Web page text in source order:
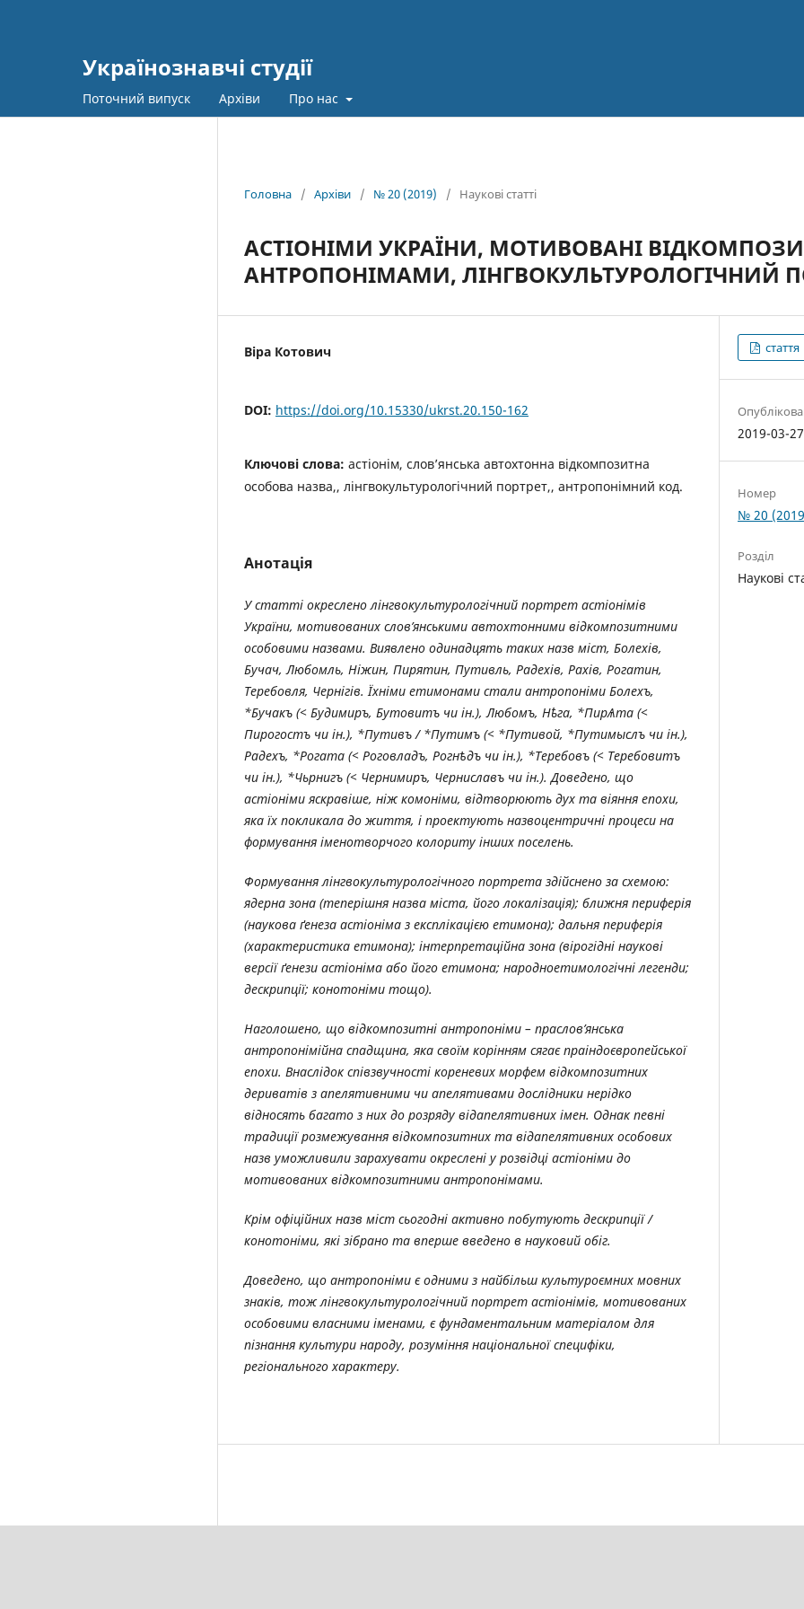
Українознавчі студії
Поточний випуск Архіви Про нас
Головна / Архіви / № 20 (2019) / Наукові статті
АСТІОНІМИ УКРАЇНИ, МОТИВОВАНІ
АНТРОПОНІМАМИ, ЛІНГВОКУЛЬТУРОЛОГІЧНИЙ
Віра Котович
DOI: https://doi.org/10.15330/ukrst.20.150-162
Ключові слова: астіонім, слов’янська автохтонна відкомпозитна
особова назва,, лінгвокультурологічний портрет,, антропонімний код.
Анотація
У статті окреслено лінгвокультурологічний портрет астіонімів
України, мотивованих слов’янськими автохтонними відкомпозитними
особовими назвами. Виявлено одинадцять таких назв міст, Болехів,
Бучач, Любомль, Ніжин, Пирятин, Путивль, Радехів, Рахів, Рогатин,
Теребовля, Чернігів. Їхніми етимонами стали антропоніми Болехъ,
*Бучакъ (< Будимиръ, Бутовитъ чи ін.), Любомъ, Нҍга, *ПирѦта (<
Пирогостъ чи ін.), *Путивъ / *Путимъ (< *Путивой, *Путимыслъ чи ін.),
Радехъ, *Рогата (< Роговладъ, Рогнѣдъ чи ін.), *Теребовъ (< Теребовитъ
чи ін.), *Чьрнигъ (< Чернимиръ, Черниславъ чи ін.). Доведено, що
астіоніми яскравіше, ніж комоніми, відтворюють дух та віяння епохи,
яка їх покликала до життя, і проектують назвоцентричні процеси на
формування іменотворчого колориту інших поселень.
Формування лінгвокультурологічного портрета здійснено за схемою:
ядерна зона (теперішня назва міста, його локалізація); ближня периферія
(наукова ґенеза астіоніма з експлікацією етимона); дальня периферія
(характеристика етимона); інтерпретаційна зона (вірогідні наукові
версії ґенези астіоніма або його етимона; народноетимологічні легенди;
дескрипції; конотоніми тощо).
Наголошено, що відкомпозитні антропоніми – праслов’янська
антропонімійна спадщина, яка своїм корінням сягає праіндоєвропейської
епохи. Внаслідок співзвучності кореневих морфем відкомпозитних
дериватів з апелятивними чи апелятивами дослідники нерідко
відносять багато з них до розряду відапелятивних імен. Однак певні
традиції розмежування відкомпозитних та відапелятивних особових
назв уможливили зарахувати окреслені у розвідці астіоніми до
мотивованих відкомпозитними антропонімами.
Крім офіційних назв міст сьогодні активно побутують дескрипції /
конотоніми, які зібрано та вперше введено в науковий обіг.
Доведено, що антропоніми є одними з найбільш культуроємних мовних
знаків, тож лінгвокультурологічний портрет астіонімів, мотивованих
особовими власними іменами, є фундаментальним матеріалом для
пізнання культури народу, розуміння національної специфіки,
регіонального характеру.
стаття
2019-03-27
Номер
№ 20
Розділ
Наукові